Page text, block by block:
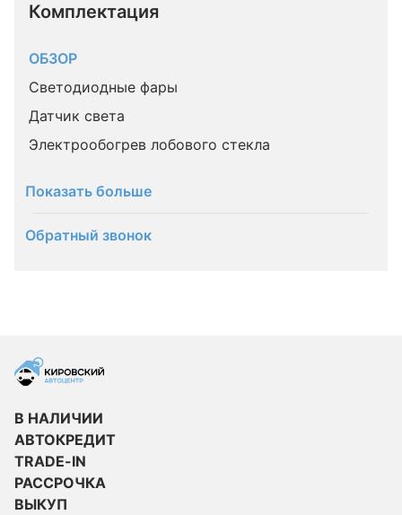
Комплектация
ОБЗОР
Светодиодные фары
Датчик света
Электрообогрев лобового стекла
Показать больше
Обратный звонок
В НАЛИЧИИ
АВТОКРЕДИТ
TRADE-IN
РАССРОЧКА
ВЫКУП